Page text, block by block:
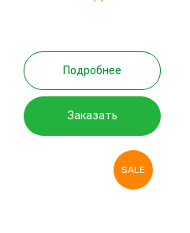
Подробнее
Заказать
SALE